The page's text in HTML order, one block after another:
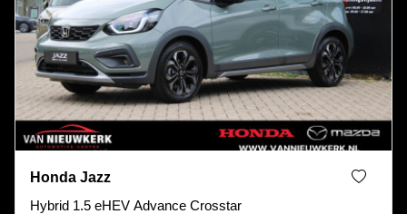
Honda Jazz
Hybrid 1.5 eHEV Advance Crosstar